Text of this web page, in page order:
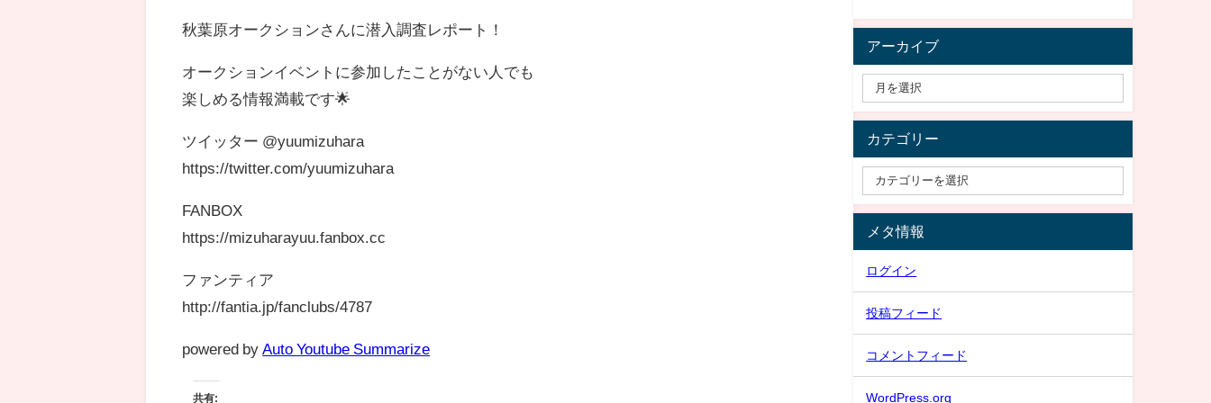
秋葉原オークションさんに潜入調査レポート！
オークションイベントに参加したことがない人でも
楽しめる情報満載です🌟
ツイッター @yuumizuhara
https://twitter.com/yuumizuhara
FANBOX
https://mizuharayuu.fanbox.cc​​
ファンティア
http://fantia.jp/fanclubs/4787​​
powered by Auto Youtube Summarize
共有:
アーカイブ
カテゴリー
メタ情報
ログイン
投稿フィード
コメントフィード
WordPress.org